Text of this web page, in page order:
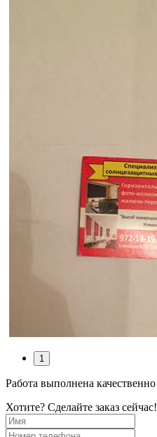
1
Работа выполнена качественно
Хотите? Сделайте заказ сейчас!